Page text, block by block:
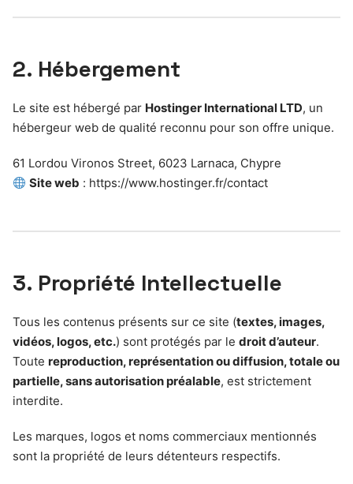
2. Hébergement
Le site est hébergé par Hostinger International LTD, un
hébergeur web de qualité reconnu pour son offre unique.
61 Lordou Vironos Street, 6023 Larnaca, Chypre
Site web : https://www.hostinger.fr/contact
3. Propriété Intellectuelle
Tous les contenus présents sur ce site (textes, images,
vidéos, logos, etc.) sont protégés par le droit d’auteur.
Toute reproduction, représentation ou diffusion, totale ou
partielle, sans autorisation préalable, est strictement
interdite.
Les marques, logos et noms commerciaux mentionnés
sont la propriété de leurs détenteurs respectifs.